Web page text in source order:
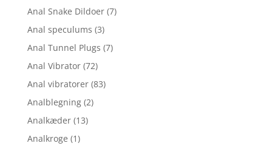
Anal Snake Dildoer (7)
Anal speculums (3)
Anal Tunnel Plugs (7)
Anal Vibrator (72)
Anal vibratorer (83)
Analblegning (2)
Analkæder (13)
Analkroge (1)